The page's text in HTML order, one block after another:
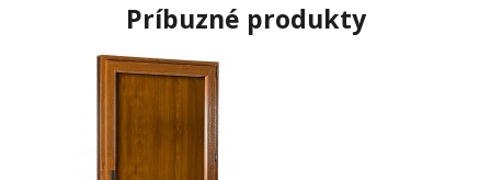
Príbuzné produkty